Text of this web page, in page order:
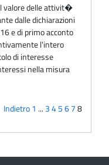
valore delle attivit�
dalle dichiarazioni
e di primo acconto
l'intero
di interesse
nella misura
Indietro1 ... 345678